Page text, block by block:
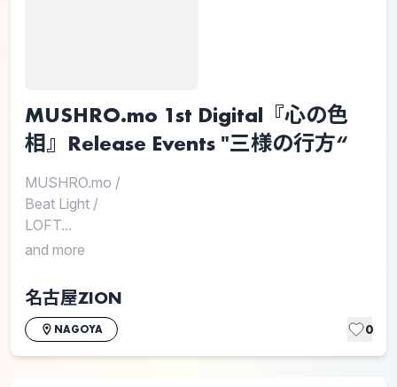
MUSHRO.mo 1st Digital『心の色
相』Release Events "三様の行方“
MUSHRO.mo /
Beat Light /
LOFT...
and more
名古屋ZION
NAGOYA 0